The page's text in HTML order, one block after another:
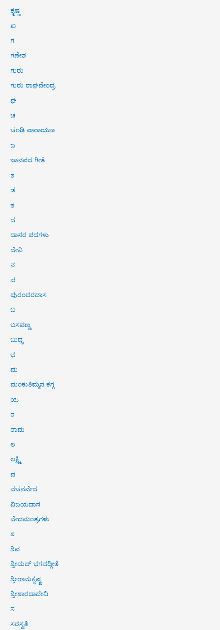
ಕೃಷ್ಣ
ಖ
ಗ
ಗಣೇಶ
ಗುರು
ಗುರು ರಾಘವೇಂದ್ರ
ಘ
ಚ
ಚಂಡಿ ಪಾರಾಯಣ
ಜ
ಜಾನಪದ ಗೀತೆ
ಠ
ಡ
ತ
ದ
ದಾಸರ ಪದಗಳು
ದೇವಿ
ನ
ಪ
ಪುರಂದರದಾಸ
ಬ
ಬಸವಣ್ಣ
ಬುದ್ಧ
ಭ
ಮ
ಮಂಕುತಿಮ್ಮನ ಕಗ್ಗ
ಯ
ರ
ರಾಮ
ಲ
ಲಕ್ಷ್ಮಿ
ವ
ವಚನವೇದ
ವಿಜಯದಾಸ
ವೇದಮಂತ್ರಗಳು
ಶ
ಶಿವ
ಶ್ರೀಮದ್ ಭಗವದ್ಗೀತೆ
ಶ್ರೀರಾಮಕೃಷ್ಣ
ಶ್ರೀಶಾರದಾದೇವಿ
ಸ
ಸರಸ್ವತಿ